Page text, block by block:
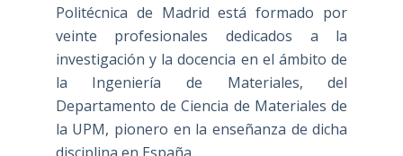
Politécnica de Madrid está formado por
veinte profesionales dedicados a la
investigación y la docencia en el ámbito de
la Ingeniería de Materiales, del
Departamento de Ciencia de Materiales de
la UPM, pionero en la enseñanza de dicha